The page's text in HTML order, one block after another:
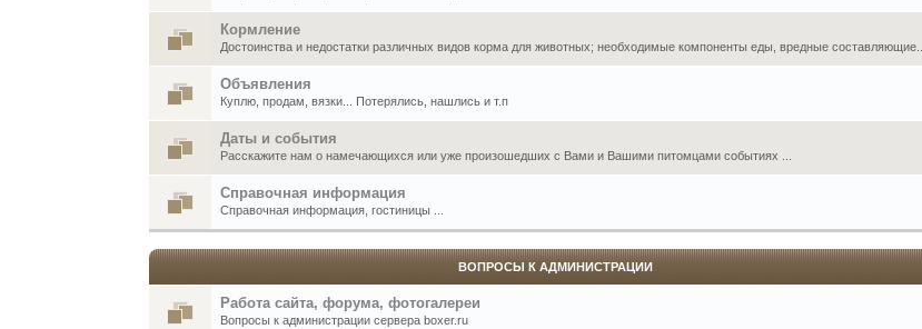
Кормление
Достоинства и недостатки различных видов корма для животных; необходимые компоненты еды, вредные составляющие...
Объявления
Куплю, продам, вязки... Потерялись, нашлись и т.п
Даты и события
Расскажите нам о намечающихся или уже произошедших с Вами и Вашими питомцами событиях ...
Справочная информация
Справочная информация, гостиницы ...
ВОПРОСЫ К АДМИНИСТРАЦИИ
Работа сайта, форума, фотогалереи
Вопросы к администрации сервера boxer.ru